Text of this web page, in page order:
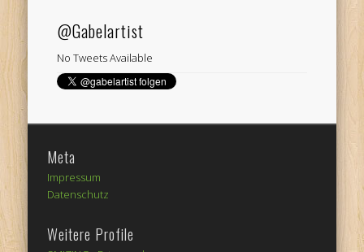
@Gabelartist
No Tweets Available
Meta
Impressum
Datenschutz
Weitere Profile